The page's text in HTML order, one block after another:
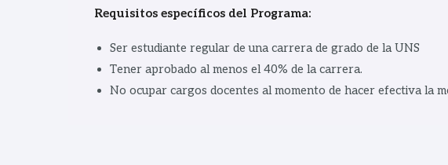
Requisitos específicos del Programa:
Ser estudiante regular de una carrera de grado de la UNS
Tener aprobado al menos el 40% de la carrera.
No ocupar cargos docentes al momento de hacer efectiva la